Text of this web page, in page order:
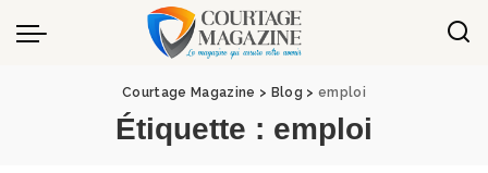
Panneau de gestion des cookies
Courtage Magazine > Blog > emploi
Étiquette : emploi